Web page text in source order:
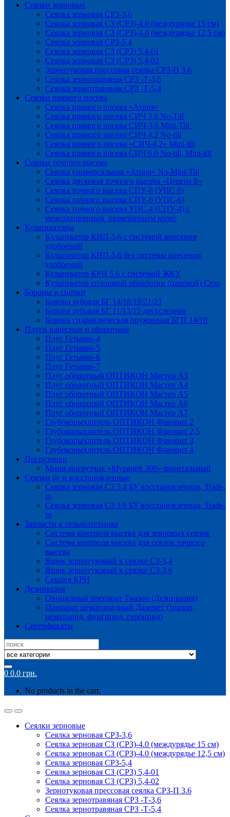
Сеялки зерновые
Сеялка зерновая СРЗ-3,6
Сеялка зерновая СЗ (СРЗ)-4.0 (междурядье 15 см)
Сеялка зерновая СЗ (СРЗ)-4.0 (междурядье 12,5 см)
Сеялка зерновая СРЗ-5,4
Сеялка зерновая СЗ (СРЗ) 5,4-01
Сеялка зерновая СЗ (СРЗ) 5,4-02
Зернотуковая прессовая сеялка СРЗ-П 3.6
Сеялка зернотравяная СРЗ -Т-3,6
Сеялка зернотравяная СРЗ -Т-5,4
Сеялки прямого посева
Сеялка прямого посева «Атрия»
Сеялка прямого посева СИЧ 3,6 No-Till
Сеялка прямого посева СИЧ-3,6 Mini-Till
Сеялка прямого посева СИЧ 4,2 No-till
Сеялка прямого посева «СИЧ-4,2» Mini-till
Сеялка прямого посева СИЧ 6.0 No-till, Mini-till
Сеялки точного высева
Сеялка универсальная «Атрия» No-Mini-Till
Сеялка дисковая точного высева «Церера 8»
Сеялка точного высева СПУ-8 (УПС 8)
Сеялка точного высева СПУ-6 (УПС-6)
Сеялка точного высева УПС-4 (СПУ-4) с
межсекционным размещением колес
Культиваторы
Культиватор КНП-5,6 с системой внесения
удобрений
Культиватор КНП-5,6 без системы внесения
удобрений
Культиватор КРН 5.6 с системой ЖКУ
Культиватор сплошной обработки (паровой) Crop
Бороны и сцепки
Борона зубовая БГ 14/18/19/21/23
Борона зубовая БГ 11/13/15 двухследная
Борона гидравлическая пружинная БГП 14/18
Плуги навесные и оборотные
Плуг Гетьман-4
Плуг Гетьман-5
Плуг Гетьман-6
Плуг Гетьман-7
Плуг оборотный ОПТИКОН Мастер А3
Плуг оборотный ОПТИКОН Мастер А4
Плуг оборотный ОПТИКОН Мастер А5
Плуг оборотный ОПТИКОН Мастер А6
Плуг оборотный ОПТИКОН Мастер А7
Глубокорыхлитель ОПТИКОН Фаворит 2
Глубокорыхлитель ОПТИКОН Фаворит 2,5
Глубокорыхлитель ОПТИКОН Фаворит 3
Глубокорыхлитель ОПТИКОН Фаворит 4
Погрузчики
Мини-погрузчик «Муравей 300» фронтальный
Сеялки бу и восстановленные
Сеялка зерновая СЗ 5.4 БУ восстановленная, Trade-
in
Сеялка зерновая СЗ 3.6 БУ восстановленная, Trade-
in
Запчасти к сельхозтехнике
Система контроля высева для зерновых сеялок
Система контроля высева для сеялок точного
высева
Ящик зернотуковый к сеялке СЗ-5,4
Ящик зернотуковый к сеялке СЗ-3,6
Секция КРН
Дезинвазия
Овицидный препарат Тиазон (Дезинвазия)
Препарат нематоцидный Дазомет (тиазон,
нематоцид, фунгицид, гербицид)
Сертификаты
Search
for:
0 0.0 грн.
No products in the cart.
Сеялки зерновые
Сеялка зерновая СРЗ-3,6
Сеялка зерновая СЗ (СРЗ)-4.0 (междурядье 15 см)
Сеялка зерновая СЗ (СРЗ)-4.0 (междурядье 12,5 см)
Сеялка зерновая СРЗ-5,4
Сеялка зерновая СЗ (СРЗ) 5,4-01
Сеялка зерновая СЗ (СРЗ) 5,4-02
Зернотуковая прессовая сеялка СРЗ-П 3.6
Сеялка зернотравяная СРЗ -Т-3,6
Сеялка зернотравяная СРЗ -Т-5,4